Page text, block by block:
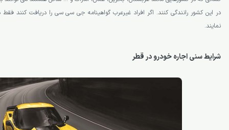
در این کشور رانندگی کنند. اگر افراد غیرعرب گواهینامه جی سی سی را دریافت کنند
نمایند.
شرایط سنی اجاره خودرو در قطر